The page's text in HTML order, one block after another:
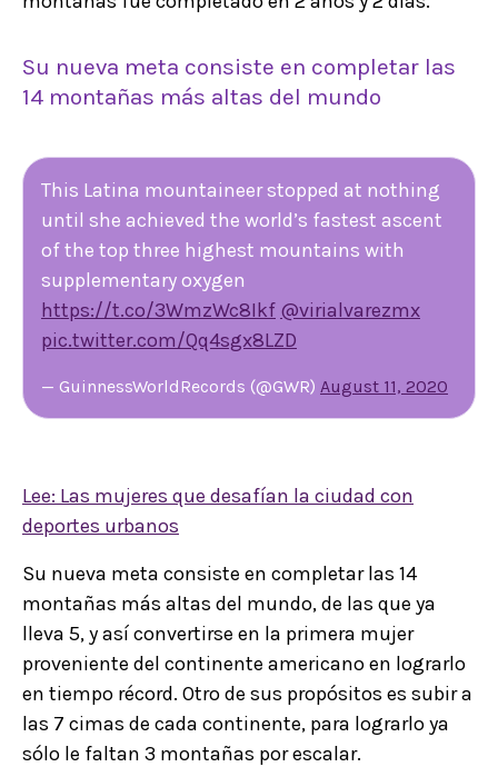
Su nueva meta consiste en completar las
14 montañas más altas del mundo
This Latina mountaineer stopped at nothing
until she achieved the world’s fastest ascent
of the top three highest mountains with
supplementary oxygen
https://t.co/3WmzWc8Ikf @virialvarezmx
pic.twitter.com/Qq4sgx8LZD
— GuinnessWorldRecords (@GWR) August 11, 2020
Lee: Las mujeres que desafían la ciudad con
deportes urbanos
Su nueva meta consiste en completar las 14
montañas más altas del mundo, de las que ya
lleva 5, y así convertirse en la primera mujer
proveniente del continente americano en lograrlo
en tiempo récord. Otro de sus propósitos es subir a
las 7 cimas de cada continente, para lograrlo ya
sólo le faltan 3 montañas por escalar.